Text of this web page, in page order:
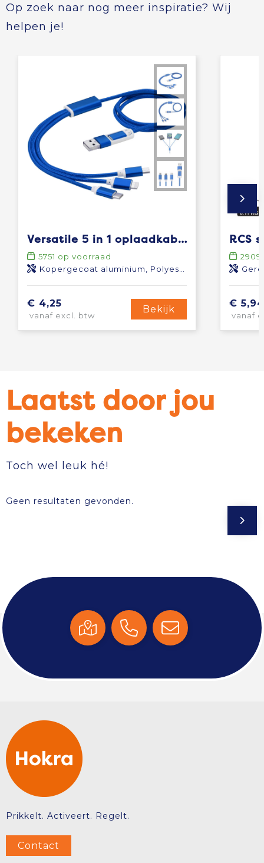
Op zoek naar nog meer inspiratie? Wij
helpen je!
Versatile 5 in 1 oplaadkabel
5751 op voorraad
Kopergecoat aluminium, Polyester
€ 4,25
vanaf excl. btw
Bekijk
2909
€ 5,94
vanaf
Laatst door jou
bekeken
Toch wel leuk hé!
Geen resultaten gevonden.
Prikkelt. Activeert. Regelt.
Contact